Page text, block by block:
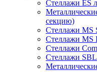
Стеллажи ES
секцию)
Стеллажи MS
Стеллажи MS
Стеллажи
Стеллажи